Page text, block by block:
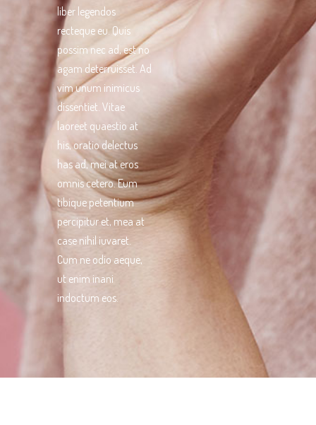
liber legendos
recteque eu. Quis
possim nec ad, est no
agam deterruisset. Ad
vim unum inimicus
dissentiet. Vitae
laoreet quaestio at
his, oratio delectus
has ad, mei at eros
omnis cetero. Eum
tibique petentium
percipitur et, mea at
case nihil iuvaret.
Cum ne odio aeque,
ut enim inani
indoctum eos.